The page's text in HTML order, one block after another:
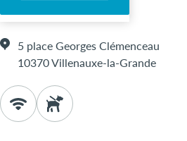
5 place Georges Clémenceau
10370 Villenauxe-la-Grande